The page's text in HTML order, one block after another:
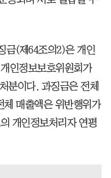
금(제64조의2)은 개인
인정보보호위원회가
분이다. 과징금은 전체
매출액은 위반행위가
개인정보처리자 연평